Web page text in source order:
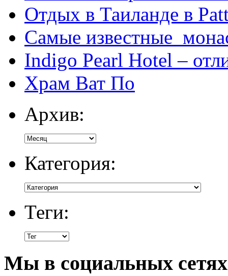
Отдых в Таиланде в
Самые известные
Indigo Pearl Hotel –
Храм Ват По
Архив:
Категория:
Теги:
Мы в социальных сетях